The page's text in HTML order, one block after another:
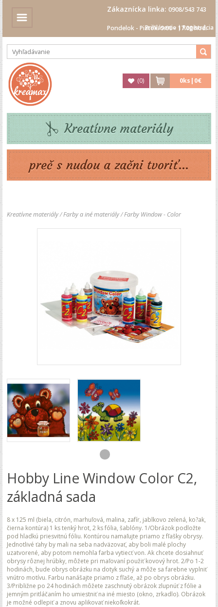
Zákaznícka linka: 0908/543 743
Pondelok - Piatok: 9.00 - 17.00 hod.
Prihlásenie|Registrácia
(0) 0ks| 0€
Kreatívne materiály
preč s nudou a začni tvoriť...
Kreatívne materiály/Farby a iné materiály/Farby Window - Color
Hobby Line Window Color C2,
základná sada
8 x 125 ml (biela, citrón, marhuľová, malina, zafír, jablkovo zelená, ko?ak,
čierna kontúra) 1 ks tenký hrot, 2 ks fólia, šablóny. 1/Obrázok podložte
pod hladkú priesvitnú fóliu. Kontúrou namaľujte priamo z fľašky obrysy.
Jednotlivé ťahy by mali na seba nadväzovať, aby boli malé plochy
uzatvorené, aby potom nemohla farba vytiecť von. Ak chcete dosiahnuť
obrysy rôznej hrúbky, môžete pri maľovaní použiť kovový hrot. 2/Po 1-2
hodinách, bude obrys obrázku na dotyk suchý a môže sa farebne vyplniť
vnútro motívu. Farbu nanášajte priamo z fľaše, až po obrys obrázku.
3/Približne po 24 hodinách môžete zaschnutý obrázok zlupnúť z fólie a
jemným pritláčaním ho umiestniť na iné miesto (okno, zrkadlo). Obrázok
je možné odlepiť a znovu aplikovať niekoľkokrát.